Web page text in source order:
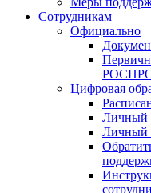
Сотрудникам
Официально
Цифровая
Личный
Личный